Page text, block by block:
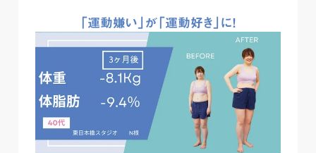
「運動嫌い」が「運動好き」に！